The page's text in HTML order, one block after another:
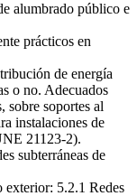
alumbrado público e
prácticos en
de energía
o no. Adecuados
sobre soportes al
instalaciones de
21123-2).
subterráneas de
5.2.1 Redes